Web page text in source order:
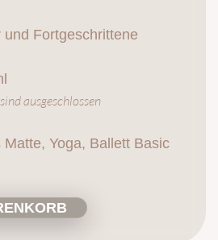
und Fortgeschrittene
ausgeschlossen
Matte, Yoga, Ballett Basic